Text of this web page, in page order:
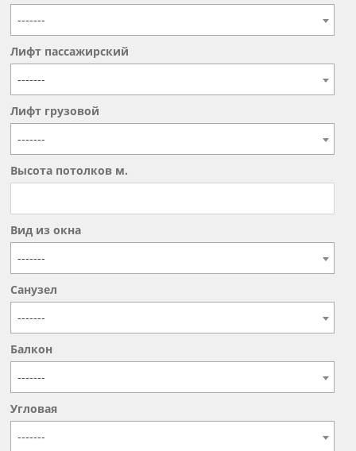
-------
Лифт пассажирский
-------
Лифт грузовой
-------
Высота потолков м.
Вид из окна
-------
Санузел
-------
Балкон
-------
Угловая
-------